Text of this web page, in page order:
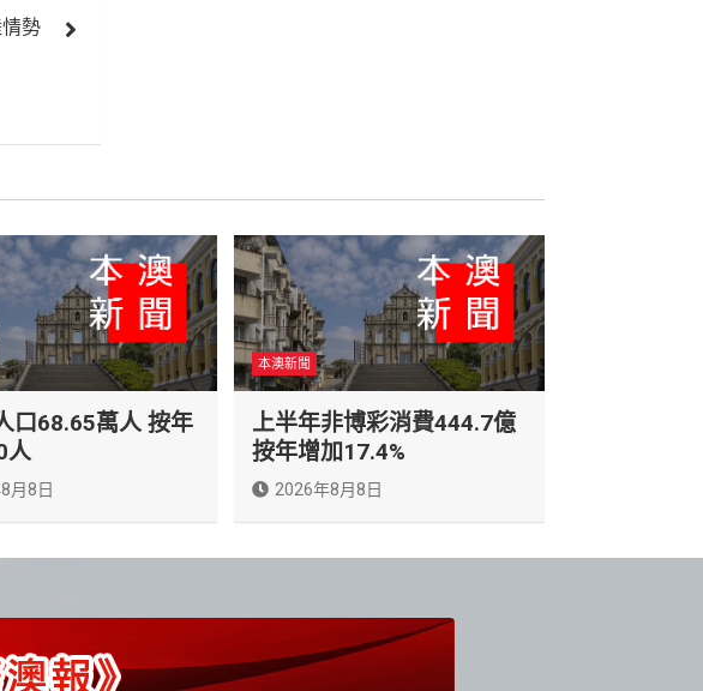
勢
口68.65萬人 按年
人
月8日
本澳新聞
上半年非博彩消費444.7億
按年增加17.4%
2026年8月8日